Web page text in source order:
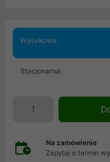
Wysyłkowa:
Stacjonarna:
Na zamówienie
Zapytaj o termin